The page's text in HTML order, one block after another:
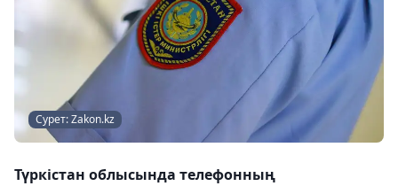
Сурет: Zakon.kz
Түркістан облысында телефонның